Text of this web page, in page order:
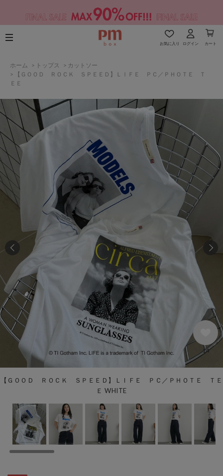
お気に入り ログイン カート
ホーム > トップス > カットソー
>
【ＧＯＯＤ ＲＯＣＫ ＳＰＥＥＤ】ＬＩＦＥ ＰＣ／ＰＨＯＴＥ Ｔ
ＥＥ
【ＧＯＯＤ ＲＯＣＫ ＳＰＥＥＤ】ＬＩＦＥ ＰＣ／ＰＨＯＴＥ ＴＥ
Ｅ WHITE
14